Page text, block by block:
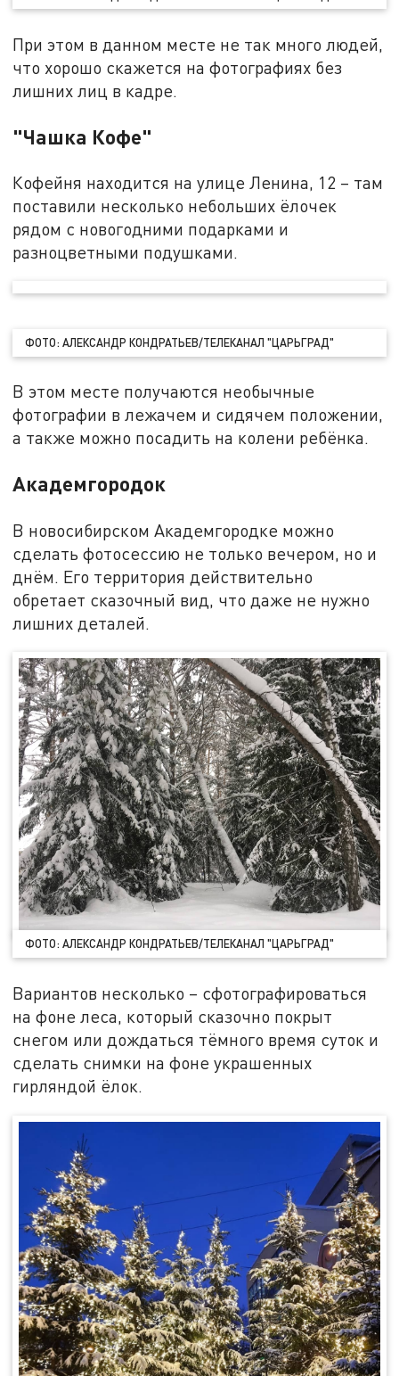
При этом в данном месте не так много людей,
что хорошо скажется на фотографиях без
лишних лиц в кадре.
"Чашка Кофе"
Кофейня находится на улице Ленина, 12 – там
поставили несколько небольших ёлочек
рядом с новогодними подарками и
разноцветными подушками.
ФОТО: АЛЕКСАНДР КОНДРАТЬЕВ/ТЕЛЕКАНАЛ "ЦАРЬГРАД"
В этом месте получаются необычные
фотографии в лежачем и сидячем положении,
а также можно посадить на колени ребёнка.
Академгородок
В новосибирском Академгородке можно
сделать фотосессию не только вечером, но и
днём. Его территория действительно
обретает сказочный вид, что даже не нужно
лишних деталей.
ФОТО: АЛЕКСАНДР КОНДРАТЬЕВ/ТЕЛЕКАНАЛ "ЦАРЬГРАД"
Вариантов несколько – сфотографироваться
на фоне леса, который сказочно покрыт
снегом или дождаться тёмного время суток и
сделать снимки на фоне украшенных
гирляндой ёлок.